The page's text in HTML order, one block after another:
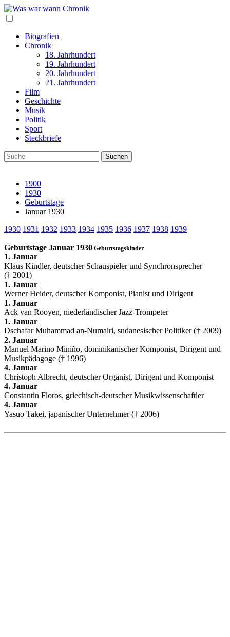
Biografien
Chronik
18. Jahrhundert
19. Jahrhundert
20. Jahrhundert
21. Jahrhundert
Film
Geschichte
Musik
Politik
Sport
Steckbriefe
1900
1930
Geburtstage
Januar 1930
1930 1931 1932 1933 1934 1935 1936 1937 1938 1939
Geburtstage Januar 1930 Geburtstagskinder
1. Januar
Klaus Kindler, deutscher Schauspieler und Synchronsprecher
(† 2001)
1. Januar
Werner Heider, deutscher Komponist, Pianist und Dirigent
1. Januar
Ack van Rooyen, niederländischer Jazz-Trompeter
1. Januar
Dschafar Muhammad an-Numairi, sudanesischer Politiker († 2009)
2. Januar
Manuel Marino Miniño, dominikanischer Komponist, Dirigent und
Musikpädagoge († 1996)
4. Januar
Christoph Albrecht, deutscher Organist, Dirigent und Komponist
4. Januar
Constantin Floros, griechisch-deutscher Musikwissenschaftler
4. Januar
Yasuo Takei, japanischer Unternehmer († 2006)